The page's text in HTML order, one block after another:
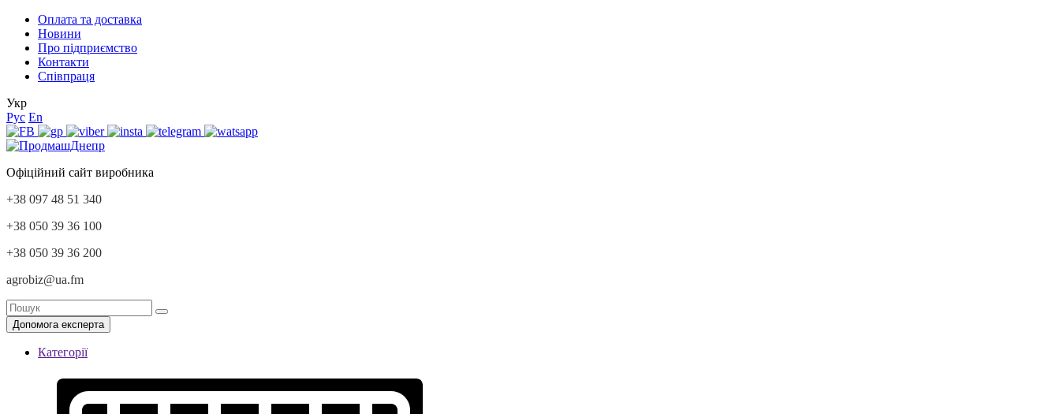
Оплата та доставка
Новини
Про підприємство
Контакти
Співпраця
Укр
Рус En
Офіційний сайт виробника
+38 097 48 51 340
+38 050 39 36 100
+38 050 39 36 200
agrobiz@ua.fm
Допомога експерта
Категорії